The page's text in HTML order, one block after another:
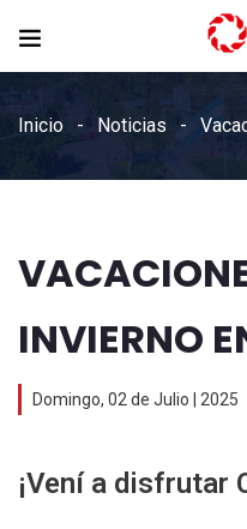
Inicio Noticias
INVIERNO
Domingo, 02 de Julio | 2025
¡Vení a disfrutar